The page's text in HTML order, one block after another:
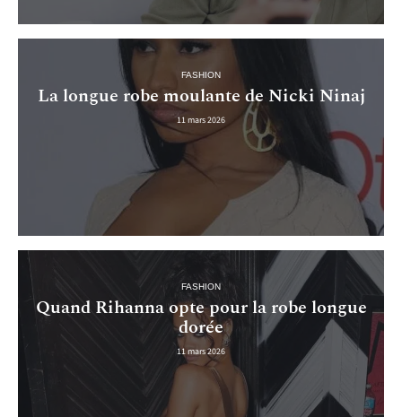
FASHION
La longue robe moulante de Nicki Ninaj
11 mars 2026
FASHION
Quand Rihanna opte pour la robe longue
dorée
11 mars 2026